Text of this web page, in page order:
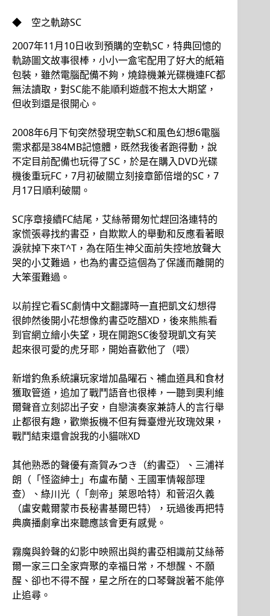
◆ 空之軌跡SC
2007年11月10日收到預購的空軌SC，特典回憶的
軌跡圖文故事很棒，小小一盒宅配用了好大的紙箱
包裝，雖然電腦配備不夠，燒錄機兼光碟機連FC都
無法讀取，對SC能不能順利遊戲不抱太大期望，
但收到還是很開心。
2008年6月下旬突然發現空軌SC和風色幻想6電腦
需求都是384MB記憶體，既然我後者跑得動，說
不定目前配備也玩得了SC，於是在購入DVD光碟
機後重玩FC，7月初破關立刻接章節倍增的SC，7
月17日順利破關。
SC序章接續FC結尾，艾絲蒂爾匆忙趕回洛連特的
家慌張尋找約書亞，自欺欺人的舉動和反應看著眼
淚就掉下來T^T，為在陌生神父面前失控地放聲大
哭的小艾難過，也為約書亞這個為了保護而離開的
大笨蛋難過。
以前捏它看SC劇情中文翻譯時一直把凱文幻想得
很帥然後開小花想像約書亞吃醋XD，後來熊熊看
到官網立繪小失望，現在開跑SC後發現凱文有笑
起來很可愛的虎牙耶，開始喜歡他了（喂）
新增釣魚系統讓玩家增加晶曜石、補血道具和食材
獲取管道，追加了戰鬥語音也很棒，一聽到奧利維
爾聲音立刻認出子安，自戀演奏家兼詩人的言行舉
止都很有趣，歡樂扳機不但有舞臺燈光玫瑰效果，
戰鬥結束還會說我的小貓咪XD
其他熟悉的聲優有斎賀みつき（約書亞）、三浦祥
朗（「怪盜紳士」布盧布蘭、王國軍情報部理
查）、綠川光（「劍帝」萊恩哈特）和菅沼久義
（盧安戴爾蒙市長秘書基爾巴特），玩過後再把特
典廣播劇拿出來聽應該會更有感覺。
霧魔與鈴聲的幻影中映照出與約書亞相識前艾絲蒂
爾一家三口全家齊聚的幸福日常，不想醒、不願
醒、卻也不得不醒，星之所在的口琴聲說著不能停
止追尋。